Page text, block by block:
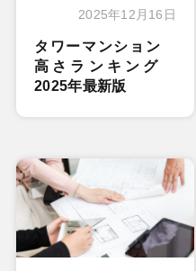
2025年12月16日
タワーマンション
高さランキング
2025年最新版